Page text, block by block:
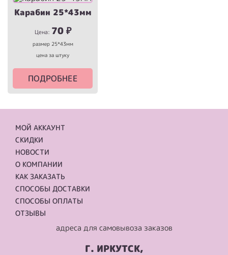
Карабин 25*43мм
Цена: 70 ₽
размер 25*43мм
цена за штуку
ПОДРОБНЕЕ
МОЙ АККАУНТ
СКИДКИ
НОВОСТИ
О КОМПАНИИ
КАК ЗАКАЗАТЬ
СПОСОБЫ ДОСТАВКИ
СПОСОБЫ ОПЛАТЫ
ОТЗЫВЫ
адреса для самовывоза заказов
Г. ИРКУТСК,